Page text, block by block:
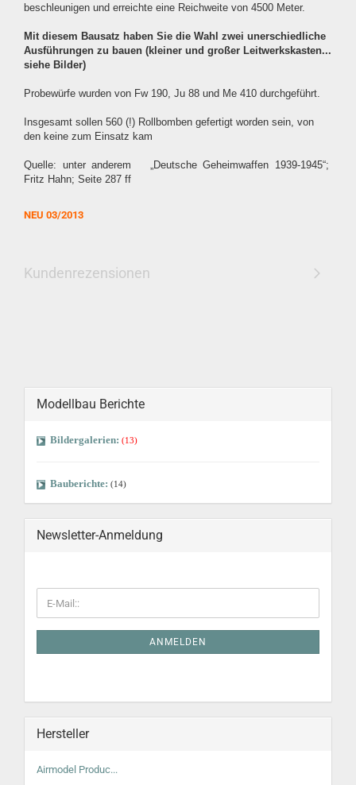
beschleunigen und erreichte eine Reichweite von 4500 Meter.
Mit diesem Bausatz haben Sie die Wahl zwei unerschiedliche
Ausführungen zu bauen (kleiner und großer Leitwerkskasten...
siehe Bilder)
Probewürfe wurden von Fw 190, Ju 88 und Me 410 durchgeführt.
Insgesamt sollen 560 (!) Rollbomben gefertigt worden sein, von
den keine zum Einsatz kam
Quelle: unter anderem
„Deutsche Geheimwaffen 1939-1945“;
Fritz Hahn; Seite 287 ff
NEU 03/2013
Kundenrezensionen
Modellbau Berichte
Bildergalerien: (13)
Bauberichte: (14)
Newsletter-Anmeldung
ANMELDEN
Hersteller
Airmodel Produc...